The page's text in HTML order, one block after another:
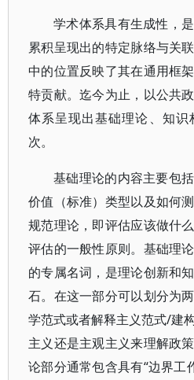
学术体系具有生成性，
累积呈现出的特定脉络与关
中的位置反映了其在通用框
特贡献。迄今为止，以公共
体系呈现出基础理论、知
次。
基础理论的内容主要包
价值（标准）类型以及如何
规范理论，即评估应该做什
评估的一般性原则。基础理
的专属名词，是理论创新和
石。在这一部分可以划分为
学范式或者解释主义范式/建
主义还是主观主义来理解政
论部分通常包含具有“边界工